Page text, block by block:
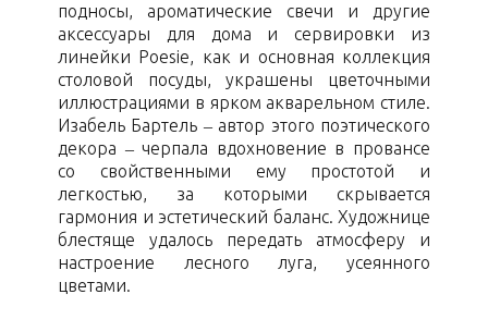
подносы, ароматические свечи и другие
аксессуары для дома и сервировки из
линейки Poesie, как и основная коллекция
столовой посуды, украшены цветочными
иллюстрациями в ярком акварельном стиле.
Изабель Бартель – автор этого поэтического
декора – черпала вдохновение в провансе
со свойственными ему простотой и
легкостью, за которыми скрывается
гармония и эстетический баланс. Художнице
блестяще удалось передать атмосферу и
настроение лесного луга, усеянного
цветами.